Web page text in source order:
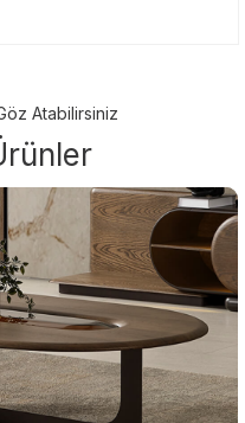
Atabilirsiniz